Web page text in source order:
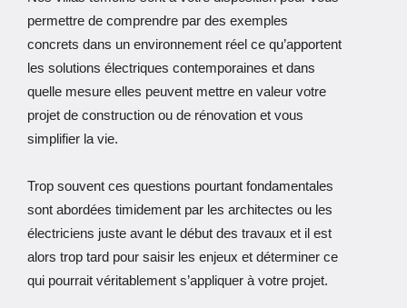
permettre de comprendre par des exemples
concrets dans un environnement réel ce qu’apportent
les solutions électriques contemporaines et dans
quelle mesure elles peuvent mettre en valeur votre
projet de construction ou de rénovation et vous
simplifier la vie.
Trop souvent ces questions pourtant fondamentales
sont abordées timidement par les architectes ou les
électriciens juste avant le début des travaux et il est
alors trop tard pour saisir les enjeux et déterminer ce
qui pourrait véritablement s’appliquer à votre projet.